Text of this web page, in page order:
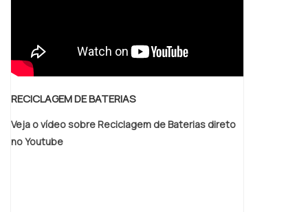
RECICLAGEM DE BATERIAS
Veja o vídeo sobre Reciclagem de Baterias direto
no Youtube